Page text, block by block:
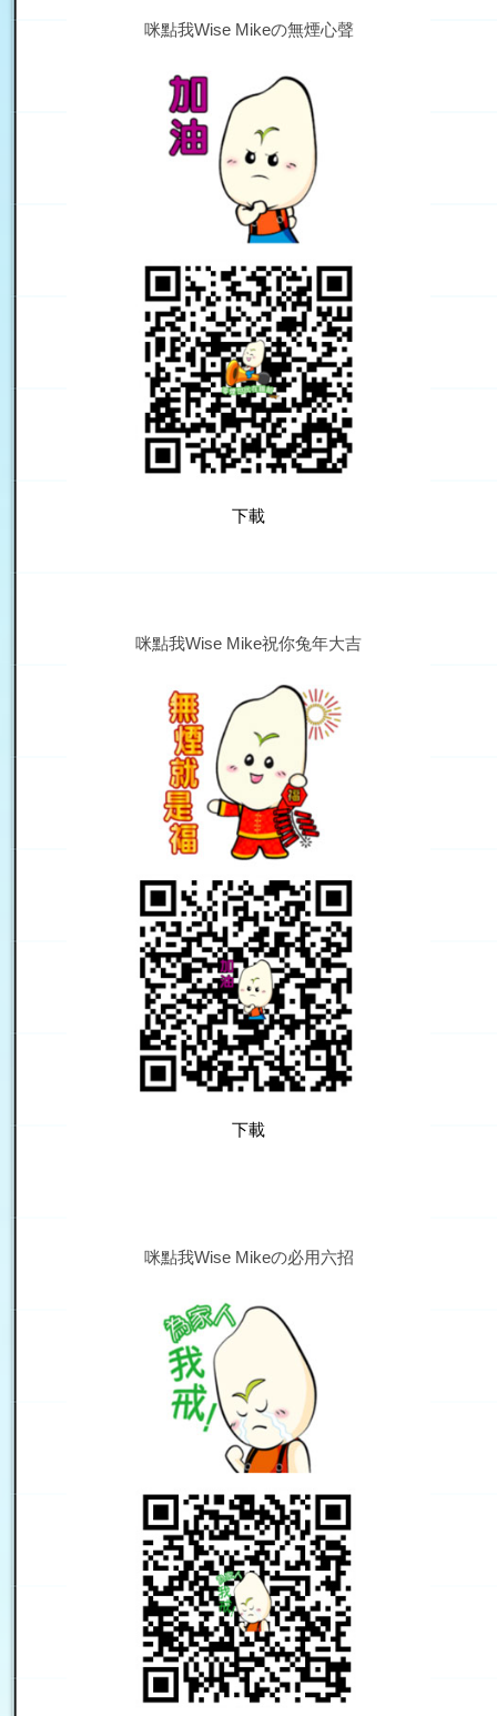
咪點我Wise Mikeの無煙心聲
下載
咪點我Wise Mike祝你兔年大吉
下載
咪點我Wise Mikeの必用六招